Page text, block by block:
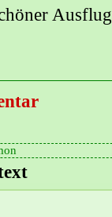
Ausflug